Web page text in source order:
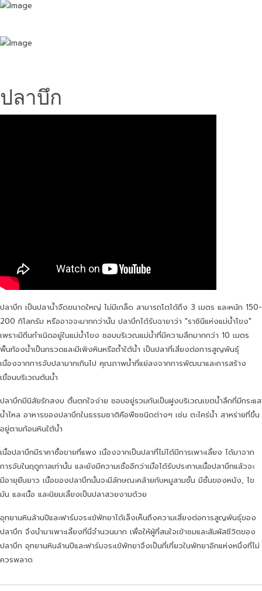
ปลาบึก
ปลาบึก เป็นปลาน้ำจืดขนาดใหญ่ ไม่มีเกล็ด สามารถโตได้ถึง 3 เมตร และหนัก 150-
200 กิโลกรัม หรืออาจจะมากกว่านั้น ปลาบึกได้รับฉายาว่า "ราชินีแห่งแม่น้ำโขง"
เพราะมีถิ่นกำเนิดอยู่ในแม่น้ำโขง ชอบบริเวณแม่น้ำที่มีความลึกมากกว่า 10 เมตร
พื้นท้องน้ำเป็นกรวดและมีเพิงหินหรือถ้ำใต้น้ำ เป็นปลาที่เสี่ยงต่อการสูญพันธุ์
เนื่องจากการจับปลามากเกินไป คุณภาพน้ำที่แย่ลงจากการพัฒนาและการสร้าง
เขื่อนบริเวณต้นน้ำ
ปลาบึกมีนิสัยรักสงบ ตื่นตกใจง่าย ชอบอยู่รวมกันเป็นฝูงบริเวณเขตน้ำลึกที่มีกระแส
น้ำไหล อาหารของปลาบึกในธรรมชาติคือพืชชนิดต่างๆ เช่น ตะไคร่น้ำ สาหร่ายที่ขึ้น
อยู่ตามก้อนหินใต้น้ำ
เนื้อปลาบึกมีราคาซื้อขายที่แพง เนื่องจากเป็นปลาที่ไม่ได้มีการเพาะเลี้ยง ได้มาจาก
การจับในฤดูกาลเท่านั้น และยังมีความเชื่ออีกว่าเมื่อได้รับประทานเนื้อปลาบึกแล้วจะ
มีอายุยืนยาว เนื้อของปลาบึกนั้นจะมีลักษณะคล้ายกับหมูสามชั้น มีชั้นของหนัง, ไข
มัน และเนื้อ และนิยมเลี้ยงเป็นปลาสวยงามด้วย
อุทยานหินล้านปีและฟาร์มจระเข้พัทยาได้เล็งเห็นถึงความเสี่ยงต่อการสูญพันธุ์ของ
ปลาบึก จึงนำมาเพาะเลี้ยงที่นี่จำนวนมาก เพื่อให้ผู้ที่สนใจเข้าชมและสัมผัสชีวิตของ
ปลาบึก อุทยานหินล้านปีและฟาร์มจระเข้พัทยาจึงเป็นที่เที่ยวในพัทยาอีกแห่งหนึ่งที่ไม่
ควรพลาด